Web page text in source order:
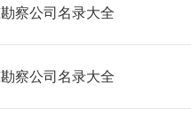
察公司名录大全
察公司名录大全